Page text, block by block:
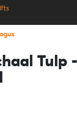
Tulp